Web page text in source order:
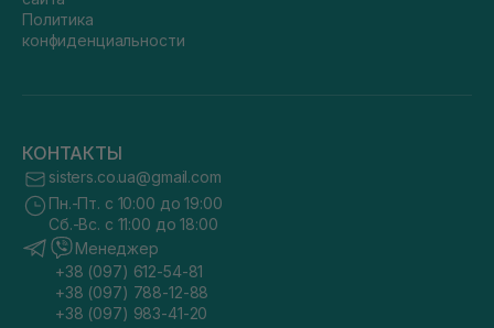
Политика
конфиденциальности
КОНТАКТЫ
sisters.co.ua@gmail.com
Пн.-Пт. с 10:00 до 19:00
Сб.-Вс. с 11:00 до 18:00
Менеджер
+38 (097) 612-54-81
+38 (097) 788-12-88
+38 (097) 983-41-20